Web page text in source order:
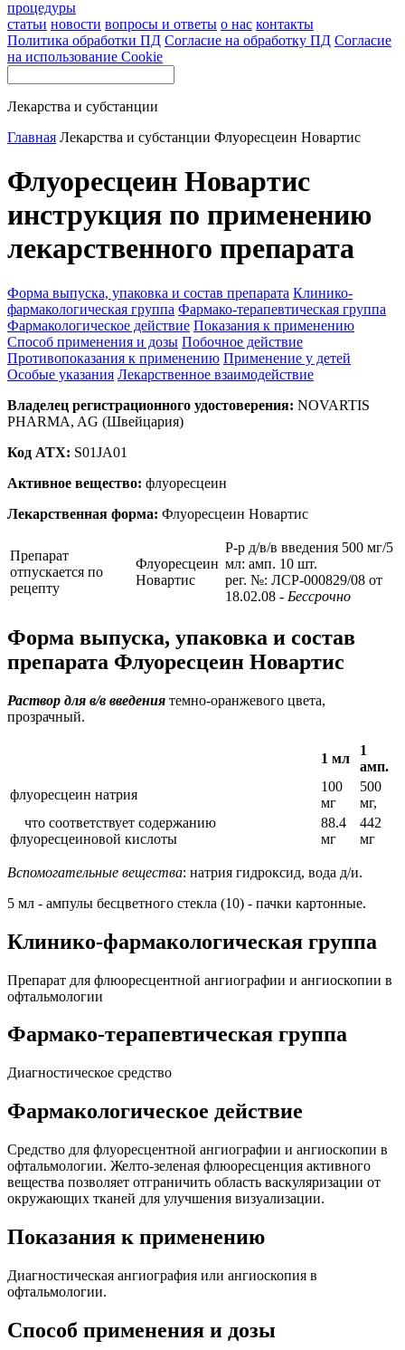
процедуры
статьи новости вопросы и ответы о нас контакты
Политика обработки ПД Согласие на обработку ПД Согласие
на использование Cookie
Лекарства и субстанции
Главная Лекарства и субстанции Флуоресцеин Новартис
Флуоресцеин Новартис
инструкция по применению
лекарственного препарата
Форма выпуска, упаковка и состав препарата Клинико-
фармакологическая группа Фармако-терапевтическая группа
Фармакологическое действие Показания к применению
Способ применения и дозы Побочное действие
Противопоказания к применению Применение у детей
Особые указания Лекарственное взаимодействие
Владелец регистрационного удостоверения: NOVARTIS
PHARMA, AG (Швейцария)
Код ATX: S01JA01
Активное вещество: флуоресцеин
Лекарственная форма: Флуоресцеин Новартис
Препарат
отпускается по
рецепту
Флуоресцеин
Новартис
Р-р д/в/в введения 500 мг/5
мл: амп. 10 шт.
рег. №: ЛСР-000829/08 от
18.02.08 - Бессрочно
Форма выпуска, упаковка и состав
препарата Флуоресцеин Новартис
Раствор для в/в введения темно-оранжевого цвета,
прозрачный.
1 мл
1
амп.
флуоресцеин натрия
100
мг
500
мг,
что соответствует содержанию
флуоресцеиновой кислоты
88.4
мг
442
мг
Вспомогательные вещества: натрия гидроксид, вода д/и.
5 мл - ампулы бесцветного стекла (10) - пачки картонные.
Клинико-фармакологическая группа
Препарат для флюоресцентной ангиографии и ангиоскопии в
офтальмологии
Фармако-терапевтическая группа
Диагностическое средство
Фармакологическое действие
Средство для флуоресцентной ангиографии и ангиоскопии в
офтальмологии. Желто-зеленая флюоресценция активного
вещества позволяет отграничить область васкуляризации от
окружающих тканей для улучшения визуализации.
Показания к применению
Диагностическая ангиография или ангиоскопия в
офтальмологии.
Способ применения и дозы